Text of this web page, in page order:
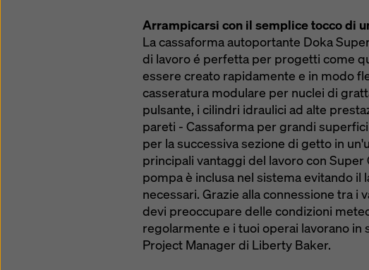
Arrampicarsi con il semplice tocco di
La cassaforma autoportante Doka
di lavoro é perfetta per progetti come
essere creato rapidamente e in modo
casseratura modulare per nuclei di
pulsante, i cilindri idraulici ad alte
pareti - Cassaforma per grandi
per la successiva sezione di getto in
principali vantaggi del lavoro con
pompa è inclusa nel sistema evitando il
necessari. Grazie alla connessione tra i
devi preoccupare delle condizioni
regolarmente e i tuoi operai lavorano in
Project Manager di Liberty Baker.